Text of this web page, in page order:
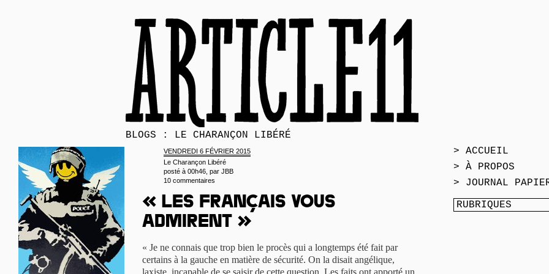
BLOGS : LE CHARANÇON LIBÉRÉ
VENDREDI 6 FÉVRIER 2015
Le Charançon Libéré
posté à 00h46, par JBB
10 commentaires
« Les Français vous
admirent »
« Je ne connais que trop bien le procès qui a longtemps été fait par
certains à la gauche en matière de sécurité. On la disait angélique,
laxiste, incapable de se saisir de cette question. Les faits ont apporté un
> ACCUEIL
> À PROPOS
> JOURNAL